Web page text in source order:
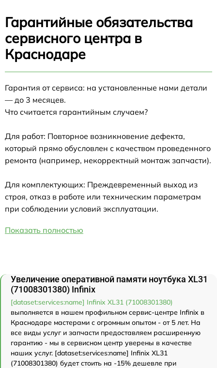
Гарантийные обязательства
сервисного центра в
Краснодаре
Гарантия от сервиса: на установленные нами детали
— до 3 месяцев.
Что считается гарантийным случаем?
Для работ: Повторное возникновение дефекта,
который прямо обусловлен с качеством проведенного
ремонта (например, некорректный монтаж запчасти).
Для комплектующих: Преждевременный выход из
строя, отказ в работе или техническим параметрам
при соблюдении условий эксплуатации.
Показать полностью
Увеличение оперативной памяти ноутбука XL31
(71008301380) Infinix
[dataset:services:name] Infinix XL31 (71008301380)
выполняется в нашем профильном сервис-центре Infinix в
Краснодаре мастерами с огромным опытом - от 5 лет. На
все виды услуг и запчасти предоставляем расширенную
гарантию - мы в сервисном центр уверены в качестве
наших услуг. [dataset:services:name] Infinix XL31
(71008301380) будет стоить на -15% дешевле при